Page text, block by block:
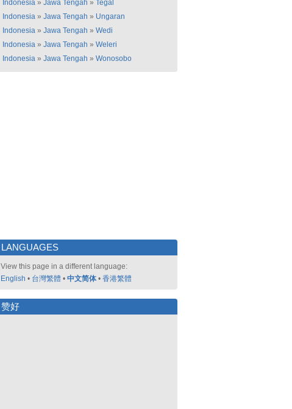
Indonesia » Jawa Tengah » Tegal
Indonesia » Jawa Tengah » Ungaran
Indonesia » Jawa Tengah » Wedi
Indonesia » Jawa Tengah » Weleri
Indonesia » Jawa Tengah » Wonosobo
LANGUAGES
View this page in a different language:
English • 台灣繁體 • 中文简体 • 香港繁體
赞好